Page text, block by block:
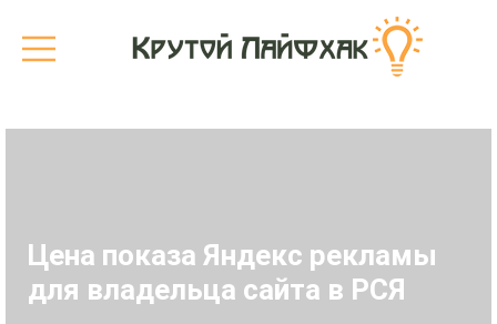
Цена показа Яндекс рекламы
для владельца сайта в РСЯ